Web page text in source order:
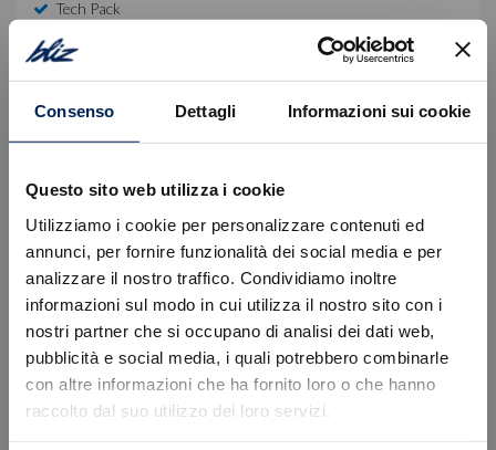
Consenso Dettagli Informazioni sui cookie
Questo sito web utilizza i cookie
Utilizziamo i cookie per personalizzare contenuti ed
annunci, per fornire funzionalità dei social media e per
analizzare il nostro traffico. Condividiamo inoltre
informazioni sul modo in cui utilizza il nostro sito con i
nostri partner che si occupano di analisi dei dati web,
pubblicità e social media, i quali potrebbero combinarle
con altre informazioni che ha fornito loro o che hanno
raccolto dal suo utilizzo dei loro servizi.
Tech Pack
Equipaggiamento di serie
Autovettura immatricolata in pronta consegna.
Prezzo valido con finanziamento Stellantis Financial
Services escluso del Passaggio di proprietà ed
ulteriori spese.
Per informazioni e preventivi personalizzati La
invitiamo a prendere appuntamento con un nostro
consulente dedicato:
• Sede di Trieste, Via Flavia 120 | +39 040 985820
Errore
Caricamento veicoli non riuscito